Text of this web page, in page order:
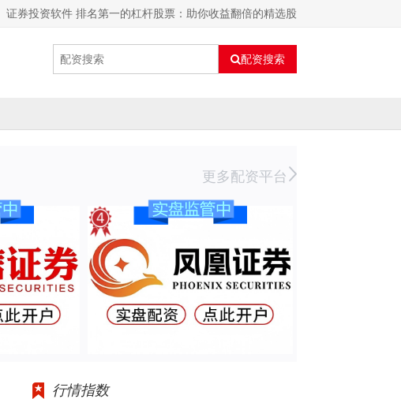
证券投资软件 排名第一的杠杆股票：助你收益翻倍的精选股
配资搜索
更多配资平台
行情指数